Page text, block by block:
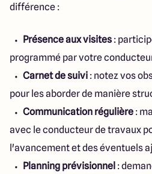
différence :
Présence aux visites :
programmé par votre
Carnet de suivi : notez vos
pour les aborder de manière
Communication régulière :
avec le conducteur de travaux
l'avancement et des éventuels
Planning prévisionnel :